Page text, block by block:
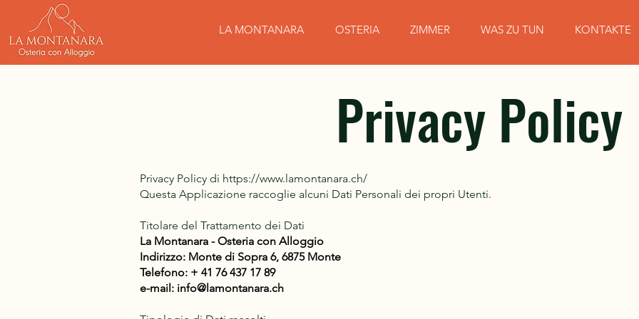
LA MONTANARA OSTERIA ZIMMER WAS ZU TUN KONTAKTE
Privacy Policy
Privacy Policy di https://www.lamontanara.ch/
Questa Applicazione raccoglie alcuni Dati Personali dei propri Utenti.
Titolare del Trattamento dei Dati
La Montanara - Osteria con Alloggio
​Indirizzo: Monte di Sopra 6, 6875 Monte
Telefono: + 41 76 437 17 89
e-mail: info@lamontanara.ch